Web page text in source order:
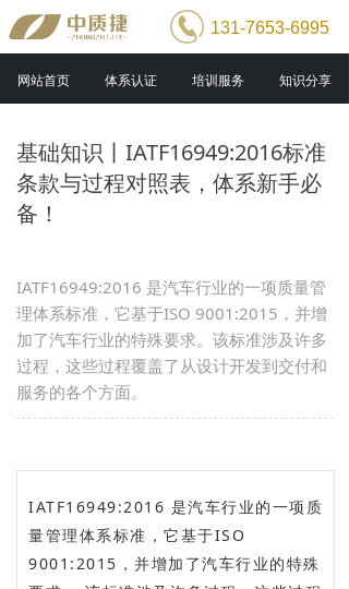
131-7653-6995
网站首页 体系认证 培训服务 知识分享
基础知识丨IATF16949:2016标准
条款与过程对照表，体系新手必
备！
IATF16949:2016 是汽车行业的一项质量管
理体系标准，它基于ISO 9001:2015，并增
加了汽车行业的特殊要求。该标准涉及许多
过程，这些过程覆盖了从设计开发到交付和
服务的各个方面。
IATF16949:2016 是汽车行业的一项质
量管理体系标准，它基于ISO
9001:2015，并增加了汽车行业的特殊